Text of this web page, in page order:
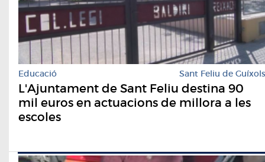
Educació Sant Feliu de Guíxols
L'Ajuntament de Sant Feliu destina 90
mil euros en actuacions de millora a les
escoles